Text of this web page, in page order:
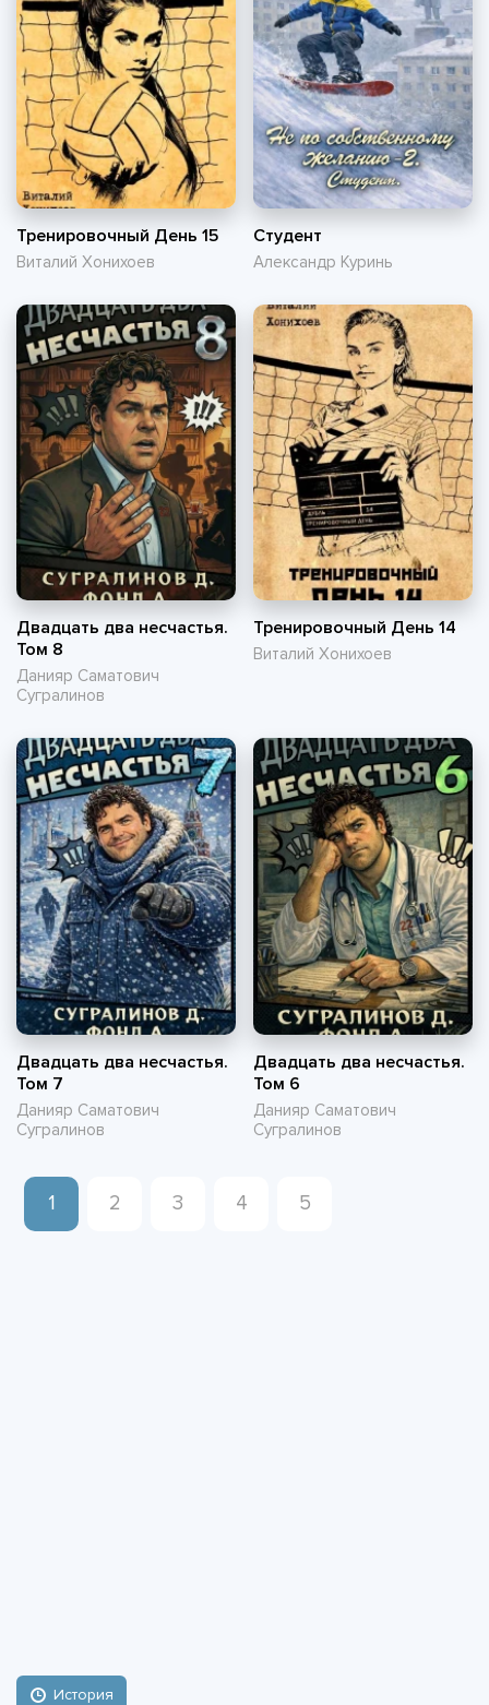
Тренировочный День 15
Виталий Хонихоев
Студент
Александр Куринь
Двадцать два несчастья.
Том 8
Данияр Саматович
Сугралинов
Тренировочный День 14
Виталий Хонихоев
Двадцать два несчастья.
Том 7
Данияр Саматович
Сугралинов
Двадцать два несчастья.
Том 6
Данияр Саматович
Сугралинов
1 2 3 4 5
История